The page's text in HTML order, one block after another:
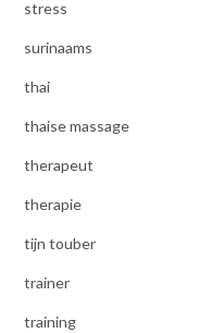
stress
surinaams
thai
thaise massage
therapeut
therapie
tijn touber
trainer
training